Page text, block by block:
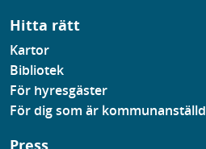
Hitta rätt
Kartor
Bibliotek
För hyresgäster
För dig som är kommunanställd
Press